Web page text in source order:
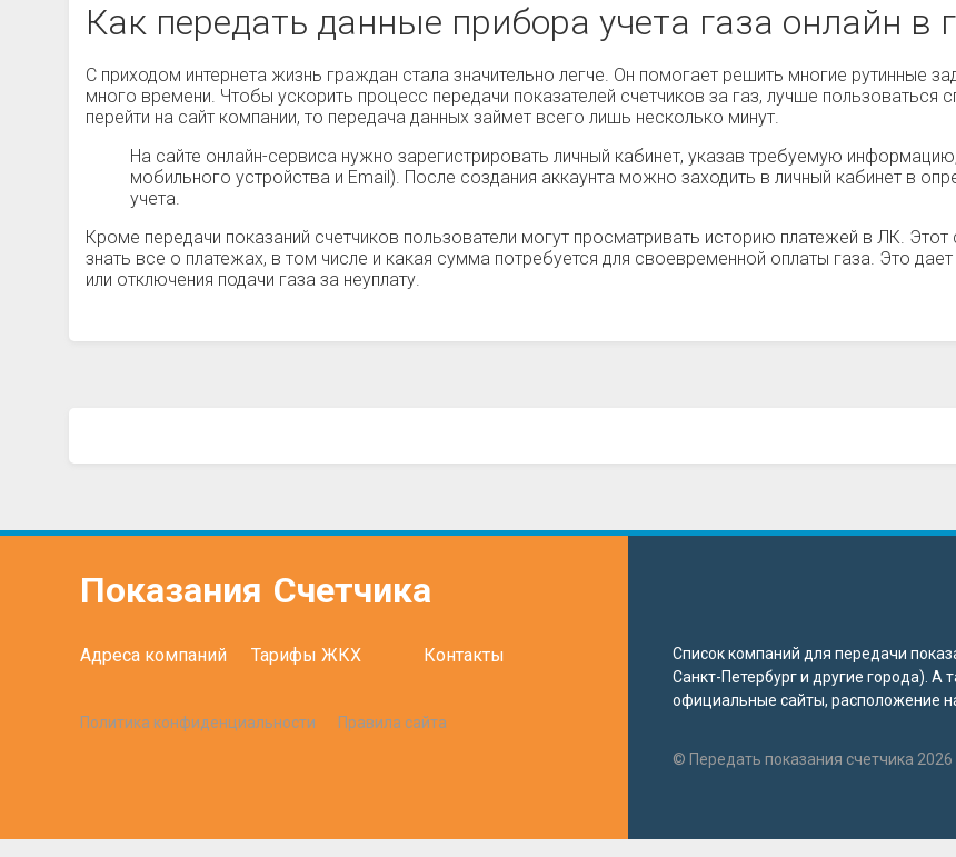
Как передать данные прибора учета газа онлайн в
С приходом интернета жизнь граждан стала значительно легче. Он помогает решить многие рутинные
много времени. Чтобы ускорить процесс передачи показателей счетчиков за газ, лучше пользоваться
перейти на сайт компании, то передача данных займет всего лишь несколько минут.
На сайте онлайн-сервиса нужно зарегистрировать личный кабинет, указав требуемую
мобильного устройства и Email). После создания аккаунта можно заходить в личный кабинет в
учета.
Кроме передачи показаний счетчиков пользователи могут просматривать историю платежей в ЛК. Этот
знать все о платежах, в том числе и какая сумма потребуется для своевременной оплаты газа. Это
или отключения подачи газа за неуплату.
Показания Счетчика
Адреса компаний Тарифы ЖКХ Контакты
Политика конфиденциальности Правила сайта
Список компаний для передачи
Санкт-Петербург и другие города).
официальные сайты, расположение
© Передать показания счетчика 2026